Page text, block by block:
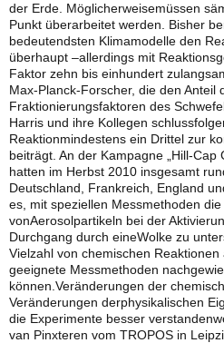
der Erde. Möglicherweisemüssen
Punkt überarbeitet werden. Bisher
bedeutendsten Klimamodelle den
überhaupt –allerdings mit
Faktor zehn bis einhundert
Max-Planck-Forscher, die den
Fraktionierungsfaktoren des
Harris und ihre Kollegen
Reaktionmindestens ein Drittel zur
beiträgt. An der Kampagne „Hill-Cap
hatten im Herbst 2010 insgesamt
Deutschland, Frankreich, England
es, mit speziellen Messmethoden
vonAerosolpartikeln bei der
Durchgang durch eineWolke zu
Vielzahl von chemischen
geeignete Messmethoden
können.Veränderungen der
Veränderungen derphysikalischen
die Experimente besser
van Pinxteren vom TROPOS in